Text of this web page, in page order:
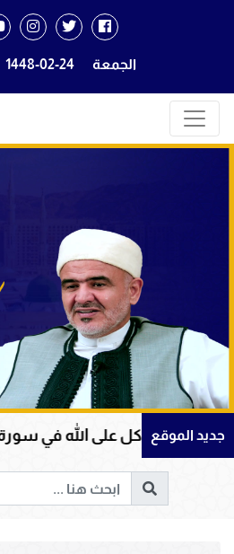
الجمعة 1448-02-24
جديد الموقععلى الله في سورة يوسف